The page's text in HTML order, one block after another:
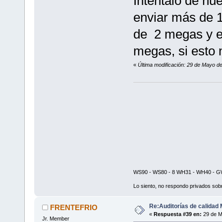
enviar más de
de 2 megas y
megas, si esto
« Última modificación: 29 de Mayo
WS90 - WS80 - 8 WH31 - WH40 -
Lo siento, no respondo privados
FRENTEFRIO
Jr. Member
Re:Auditorías de calidad
« Respuesta #39 en: 29 de